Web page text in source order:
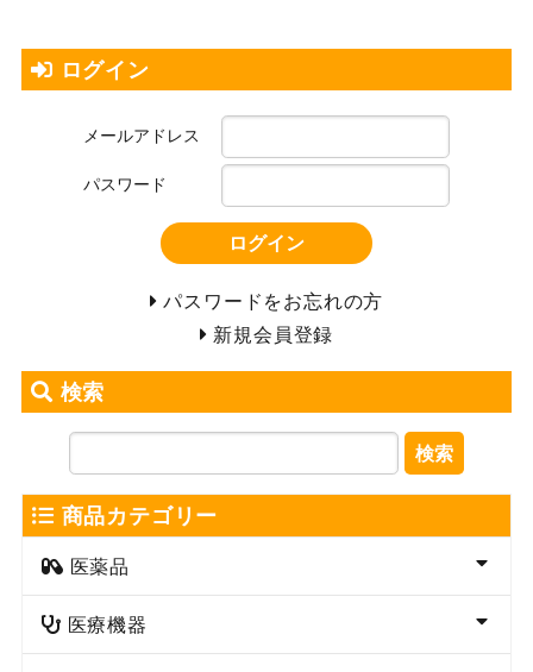
ログイン
メールアドレス
パスワード
ログイン
パスワードをお忘れの方
新規会員登録
検索
検索
商品カテゴリー
医薬品
医療機器